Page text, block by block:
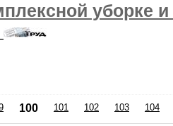
уборке
100 101 102 103 104